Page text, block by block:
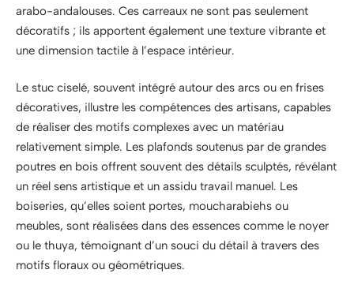
arabo-andalouses. Ces carreaux ne sont pas seulement
décoratifs ; ils apportent également une texture vibrante et
une dimension tactile à l’espace intérieur.
Le stuc ciselé, souvent intégré autour des arcs ou en frises
décoratives, illustre les compétences des artisans, capables
de réaliser des motifs complexes avec un matériau
relativement simple. Les plafonds soutenus par de grandes
poutres en bois offrent souvent des détails sculptés, révélant
un réel sens artistique et un assidu travail manuel. Les
boiseries, qu’elles soient portes, moucharabiehs ou
meubles, sont réalisées dans des essences comme le noyer
ou le thuya, témoignant d’un souci du détail à travers des
motifs floraux ou géométriques.